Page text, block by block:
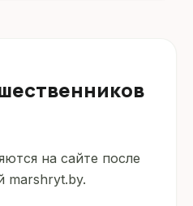
на сайте после
marshryt.by.